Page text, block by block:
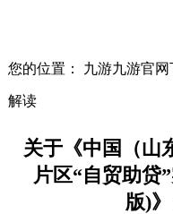
您的位置： 九游九游官
解读
关于《中国（山
片区“自贸助贷
版)